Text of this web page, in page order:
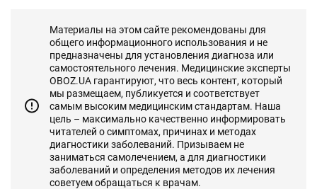
Материалы на этом сайте рекомендованы для
общего информационного использования и не
предназначены для установления диагноза или
самостоятельного лечения. Медицинские эксперты
OBOZ.UA гарантируют, что весь контент, который
мы размещаем, публикуется и соответствует
самым высоким медицинским стандартам. Наша
цель – максимально качественно информировать
читателей о симптомах, причинах и методах
диагностики заболеваний. Призываем не
заниматься самолечением, а для диагностики
заболеваний и определения методов их лечения
советуем обращаться к врачам.